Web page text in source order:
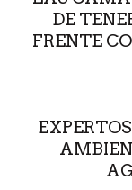
DE
FRENTE